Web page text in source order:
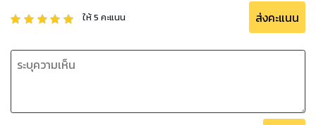
ให้5 คะแนน ส่งคะแนน